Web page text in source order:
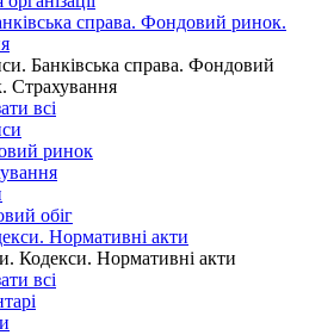
справа. Фондовий ринок.
Банківська справа. Фондовий
Страхування
всі
ринок
обіг
Нормативні акти
Кодекси. Нормативні акти
всі